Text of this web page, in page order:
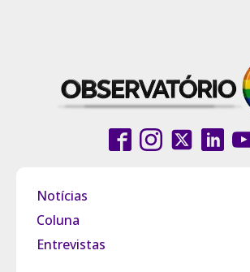
Notícias
Coluna
Entrevistas